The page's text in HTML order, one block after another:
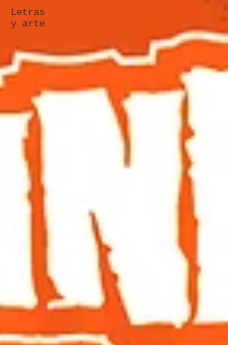
Letras
y arte